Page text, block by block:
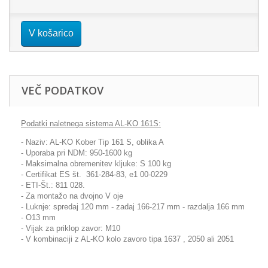
V košarico
VEČ PODATKOV
Podatki naletnega sistema AL-KO 161S:
- Naziv: AL-KO Kober Tip 161 S, oblika A
- Uporaba pri NDM: 950-1600 kg
- Maksimalna obremenitev kljuke: S 100 kg
- Certifikat ES št. 361-284-83, e1 00-0229
- ETI-Št.: 811 028.
- Za montažo na dvojno V oje
- Luknje: spredaj 120 mm - zadaj 166-217 mm - razdalja 166 mm
- O13 mm
- Vijak za priklop zavor: M10
- V kombinaciji z AL-KO kolo zavoro tipa 1637 , 2050 ali 2051